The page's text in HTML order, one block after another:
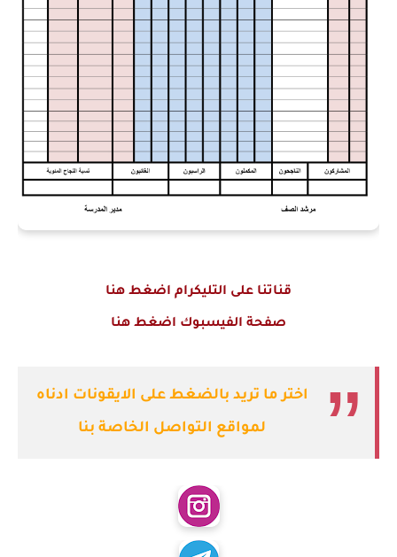
قناتنا على التليكرام اضغط هنا
صفحة الفيسبوك اضغط هنا
اختر ما تريد بالضغط على الايقونات ادناه
لمواقع التواصل الخاصة بنا